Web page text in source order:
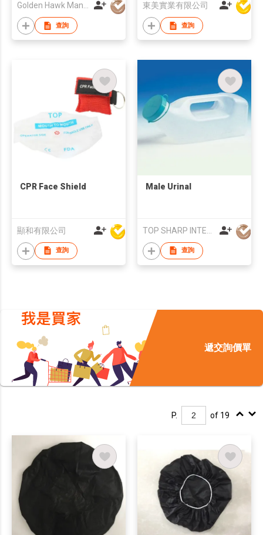
Golden Hawk Manufactory Limited
查詢
東美實業有限公司
查詢
CPR Face Shield
顯和有限公司
查詢
Male Urinal
查詢
遞交詢價單
P. of 19